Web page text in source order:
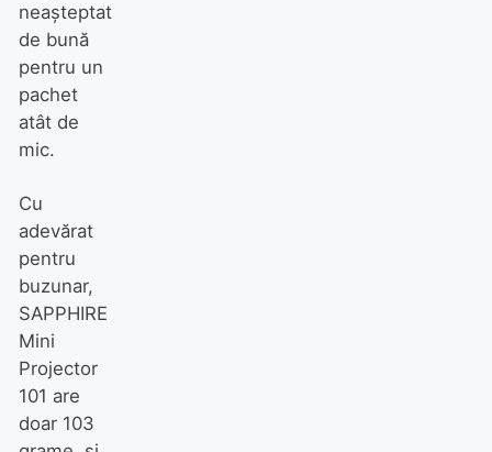
neaşteptat
de bună
pentru un
pachet
atât de
mic.
Cu
adevărat
pentru
buzunar,
SAPPHIRE
Mini
Projector
101 are
doar 103